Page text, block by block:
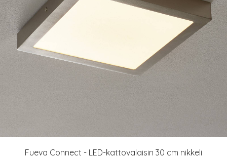
Fueva Connect - LED-kattovalaisin 30 cm nikkeli